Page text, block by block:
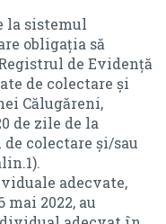
– 9 IUNIE 2024
CONSILIUL LOCAL
INFORMATII
SALARIAȚI
– 9 IUNIE
la sistemul
obligaţia să
de Evidenţă
de colectare şi
Călugăreni,
de zile de la
colectare şi/sau
adecvate,
2022, au